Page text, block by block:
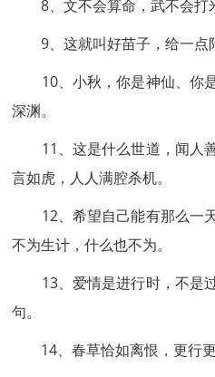
8、文不会算命，武不会打
9、这就叫好苗子，给一点
10、小秋，你是神仙、你
深渊。
11、这是什么世道，闻人
言如虎，人人满腔杀机。
12、希望自己能有那么一天
不为生计，什么也不为。
13、爱情是进行时，不是
句。
14、春草恰如离恨，更行更